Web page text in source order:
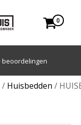
0
met Klarna
/ Huisbedden /